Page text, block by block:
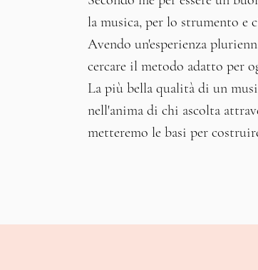
la musica, per lo strumento e
Avendo un'esperienza
cercare il metodo adatto per
La più bella qualità di un
nell'anima di chi ascolta
metteremo le basi per